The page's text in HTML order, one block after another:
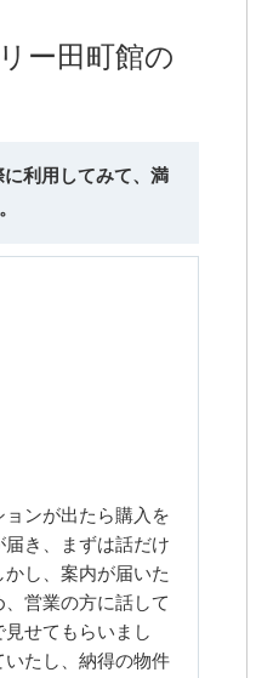
ー田町館の
利用してみて、満
ンが出たら購入を
き、まずは話だけ
し、案内が届いた
営業の方に話して
せてもらいまし
たし、納得の物件